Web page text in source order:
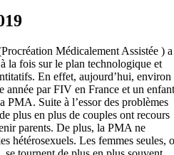
Médicalement Assistée ) a
la fois sur le plan technologique et
En effet, aujourd’hui, environ
année par FIV en France et un enfant
PMA. Suite à l’essor des problèmes
plus en plus de couples ont recours
parents. De plus, la PMA ne
hétérosexuels. Les femmes seules,